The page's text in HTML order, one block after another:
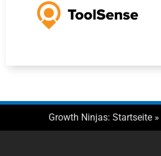
Growth Ninjas: Startseite »